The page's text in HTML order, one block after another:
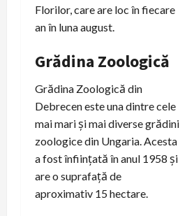
Florilor, care are loc în fiecare
an în luna august.
Grădina Zoologică
Grădina Zoologică din
Debrecen este una dintre cele
mai mari și mai diverse grădini
zoologice din Ungaria. Acesta
a fost înființată în anul 1958 și
are o suprafață de
aproximativ 15 hectare.